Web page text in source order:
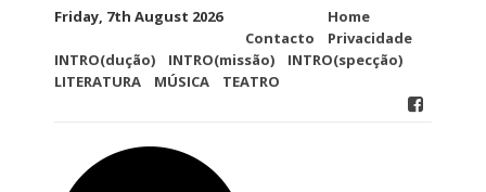
Friday, 7th August 2026
Contacto
Home
Privacidade
INTRO(dução)
INTRO(missão)
INTRO(specção)
LITERATURA
MÚSICA TEATRO